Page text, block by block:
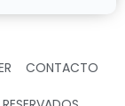
CONTACTO